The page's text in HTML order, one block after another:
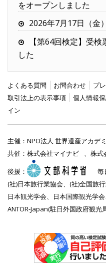
をオープンしました
2026年7月17日（金
【第64回検定】受
した
よくある質問 お問合わせ プ
取引法上の表示事項
個人情報
イン
主催： NPO法人 世界遺産アカデ
共催： 株式会社マイナビ 、 株式
後援：
毎
(社)日本旅行業協会、(社)全国旅行
日本観光学会、日本国際観光学会
ANTOR-Japan(駐日外国政府観光